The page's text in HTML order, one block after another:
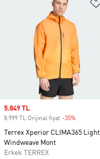
Sale price
5.849 TL
8.999 TL Orijinal fiyat -35%
Terrex Xperior CLIMA365 Light
Windweave Mont
Erkek TERREX